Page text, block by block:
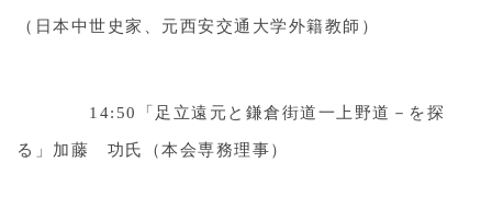
（日本中世史家、元西安交通大学外籍教師）
14:50「足立遠元と鎌倉街道一上野道－を探
る」加藤 功氏（本会専務理事）